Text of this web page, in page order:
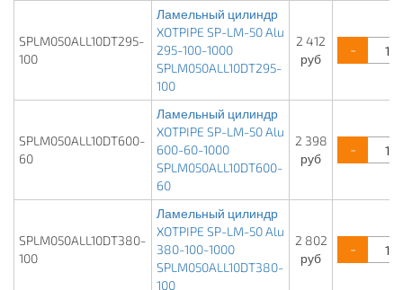
SPLM050ALL10DT295-
100
Ламельный цилиндр
XOTPIPE SP-LM-50 Alu
295-100-1000
SPLM050ALL10DT295-
100
2 412
руб
-
SPLM050ALL10DT600-
60
Ламельный цилиндр
XOTPIPE SP-LM-50 Alu
600-60-1000
SPLM050ALL10DT600-
60
2 398
руб
-
SPLM050ALL10DT380-
100
Ламельный цилиндр
XOTPIPE SP-LM-50 Alu
380-100-1000
SPLM050ALL10DT380-
100
2 802
руб
-